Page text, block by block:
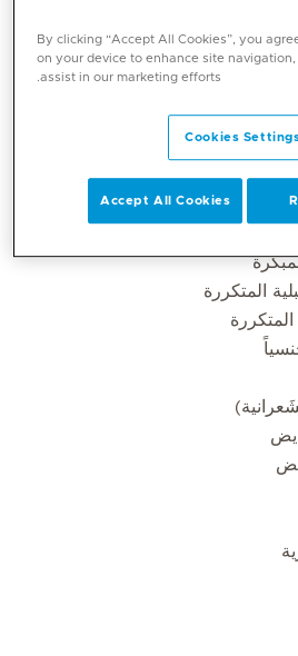
وعالي الخطورة
والجراحية
المتكررة
المتكررة
المتكررة
By clicking “Accept All Cookies”, you
on your device to enhance site
assist in our marketing efforts.
Cookies
Accept All Cookies